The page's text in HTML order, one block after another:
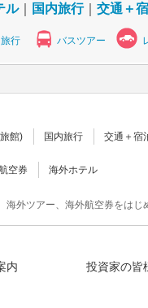
ル｜ 国内旅行｜ 交通＋
行 バスツアー
館) 国内旅行 交通＋宿
空券 海外ホテル
海外ツアー、海外航空券をは
内 投資家の皆